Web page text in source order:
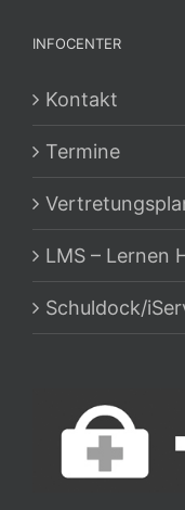
INFOCENTER
Kontakt
Termine
LMS – Lernen
Schuldock/